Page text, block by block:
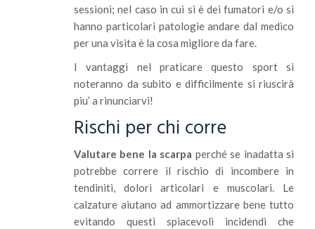
sessioni; nel caso in cui si è dei fumatori e/o si
hanno particolari patologie andare dal medico
per una visita è la cosa migliore da fare.
I vantaggi nel praticare questo sport si
noteranno da subito e difficilmente si riuscirà
piu’ a rinunciarvi!
Rischi per chi corre
Valutare bene la scarpa perché se inadatta si
potrebbe correre il rischio di incombere in
tendiniti, dolori articolari e muscolari. Le
calzature aiutano ad ammortizzare bene tutto
evitando questi spiacevoli incidendi che